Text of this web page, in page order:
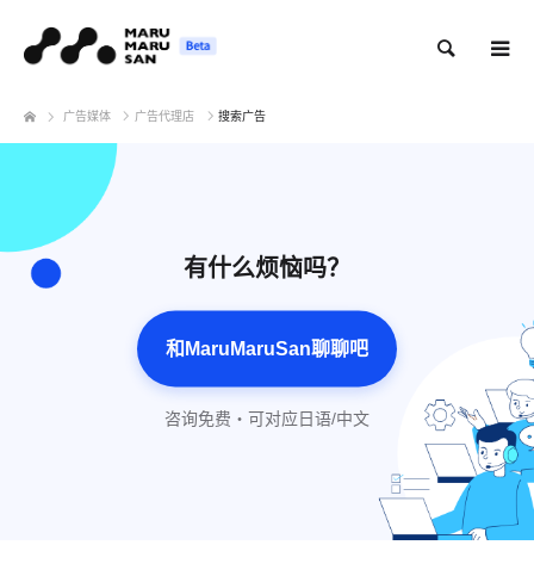
广告媒体 广告代理店 搜索广告
有什么烦恼吗？
和MaruMaruSan聊聊吧
咨询免费・可对应日语/中文